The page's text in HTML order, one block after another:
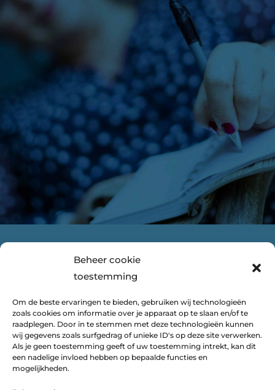
Beheer cookie
toestemming
Om de beste ervaringen te bieden, gebruiken wij technologieën
zoals cookies om informatie over je apparaat op te slaan en/of te
raadplegen. Door in te stemmen met deze technologieën kunnen
wij gegevens zoals surfgedrag of unieke ID's op deze site verwerken.
Als je geen toestemming geeft of uw toestemming intrekt, kan dit
een nadelige invloed hebben op bepaalde functies en
mogelijkheden.
Van Velzen Regelt op
afstand dat jij weer
tijd krijgt om te
ondernemen!
KvK 80764576
BTW NL0034 85219 B89
Let’s connect